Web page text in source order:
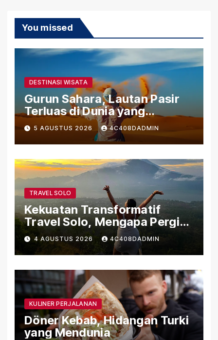
You missed
DESTINASI WISATA
Gurun Sahara, Lautan Pasir
Terluas di Dunia yang
Menyimpan Kehidupan dan
Sejarah
5 AGUSTUS 2026 4C408DADMIN
TRAVEL SOLO
Kekuatan Transformatif
Travel Solo, Mengapa Pergi
Sendiri Bisa Mengubah Hidup
4 AGUSTUS 2026 4C408DADMIN
KULINER PERJALANAN
Döner Kebab, Hidangan Turki
yang Mendunia